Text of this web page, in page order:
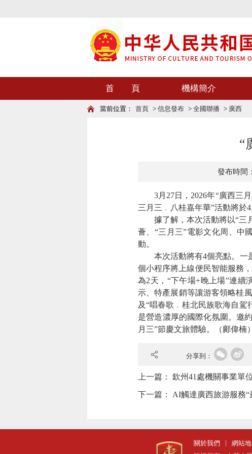
首 頁 機構簡介
當前位置： 首頁 > 信息發布 > 全國聯播 > 廣西
“
發布時間
3月27日，2026年“廣西三月
三月三﹒八桂嘉年華”活動將於
據了解，本次活動將以“三月
薈、“三月三”電影文化周、中
動。
本次活動將有4個亮點。一是
個小程序將上線便民智能服務
為2天，“下午場+晚上場”連續
示、特產展銷等讓游客領略桂
及“唱春歌﹒桂北民族歌海自駕
是營造濃厚的國際化氛圍。邀
月三”節慶文旅體驗。（鄺偉楠）
分享到：
上一篇： 欽州41處機關事業單
下一篇： AI觸達廣西旅游服務“